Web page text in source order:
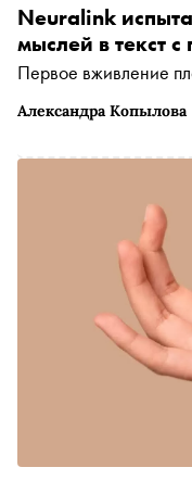
Александра Копылова
Neuralink
мыслей в текст
Первое вживление